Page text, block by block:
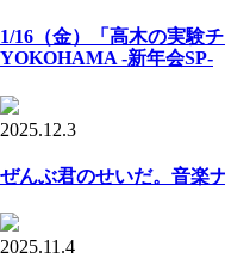
1/16（金）「高木の実験
YOKOHAMA -新年会SP-
2025.12.3
ぜんぶ君のせいだ。音楽
2025.11.4